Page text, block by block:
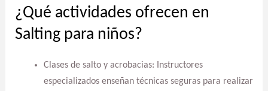
¿Qué actividades ofrecen en
Salting para niños?
Clases de salto y acrobacias: Instructores
especializados enseñan técnicas seguras para realizar